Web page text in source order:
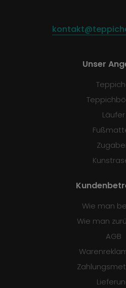
Unser
Läufer
Wie man
Wie man
AGB